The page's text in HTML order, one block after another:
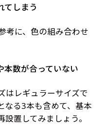
てしまう
考に、色の組み合わせ
本数が合っていない
はレギュラーサイズで
なる3本も含めて、基本
置してみましょう。